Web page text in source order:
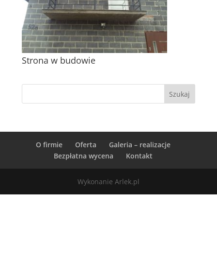
Strona w budowie
O firmie Oferta
Galeria – realizacje
Bezpłatna wycena
Kontakt
Wykonanie Arlek.pl